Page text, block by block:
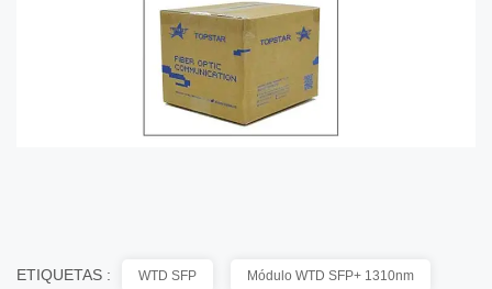
ETIQUETAS : WTD SFP Módulo WTD SFP+ 1310nm